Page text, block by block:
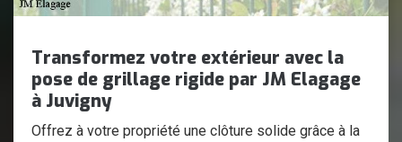
Transformez votre extérieur avec la
pose de grillage rigide par JM Elagage
à Juvigny
Offrez à votre propriété une clôture solide grâce à la